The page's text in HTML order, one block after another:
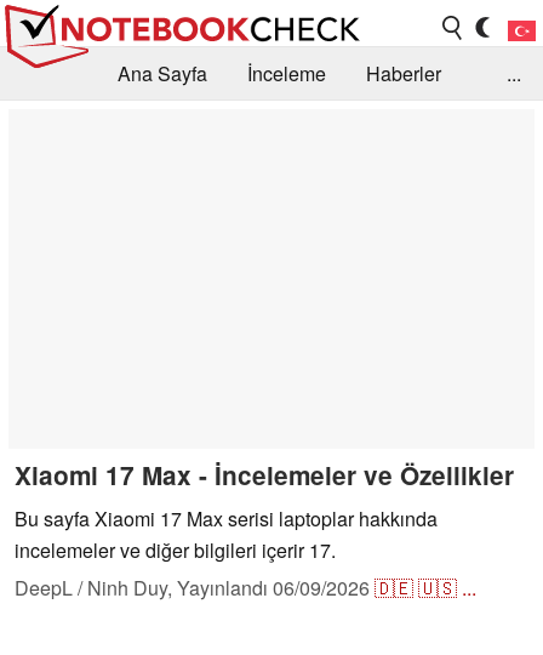
Ana Sayfa İnceleme
Haberler
...
Xiaomi 17 Max - İncelemeler ve Özellikler
Bu sayfa Xiaomi 17 Max serisi laptoplar hakkında
incelemeler ve diğer bilgileri içerir 17.
DeepL / Ninh Duy, Yayınlandı 06/09/2026🇩🇪🇺🇸 ...